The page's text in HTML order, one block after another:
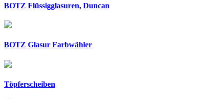
BOTZ Flüssigglasuren, Duncan
BOTZ Glasur Farbwähler
Töpferscheiben